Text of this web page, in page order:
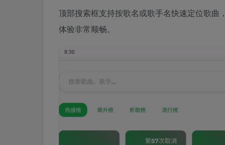
顶部搜索框支持按歌名或歌手名快速定位歌
体验非常顺畅。